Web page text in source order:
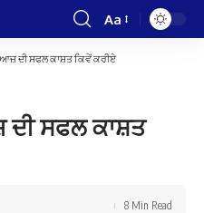
Font
Resizer
Aa
ਦੀ ਸਫਲ ਕਾਸ਼ਤ ਕਿਵੇਂ ਕਰੀਏ
ਦੀ ਸਫਲ ਕਾਸ਼ਤ
8 Min Read